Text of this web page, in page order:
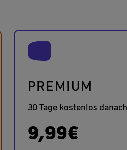
PREMIUM
30 Tage kostenlos danach
9,99€